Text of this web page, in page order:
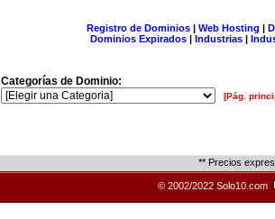
Registro de Dominios| Web Hosting |
Dominios Expirados | Industrias |
Categorías de Dominio:
[Pág.
** Precios
© 2002/2022 Solo10.com